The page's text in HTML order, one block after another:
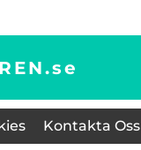
se
Kontakta Oss